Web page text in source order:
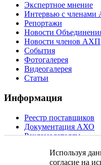
Экспертное мнение
Интервью с
Репортажи
Новости
Новости членов АХП
События
Фотогалерея
Видеогалерея
Статьи
Информация
Реестр поставщиков
Документация АХО
Рекламодателям
Карта сайта
Политика
Используя
согласие на